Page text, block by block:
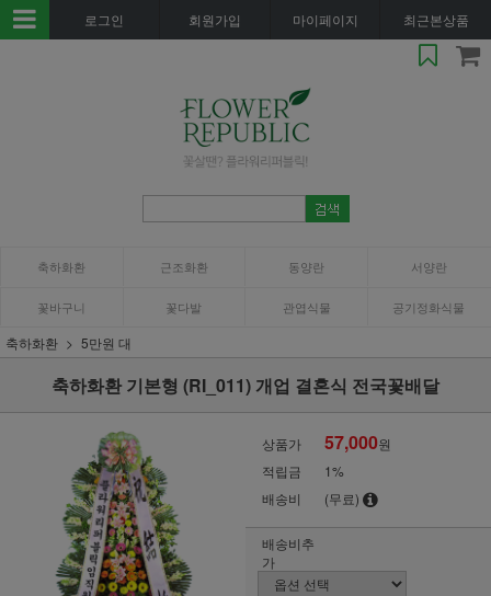
로그인 회원가입 마이페이지 최근본상품
축하화환 근조화환 동양란 서양란
꽃바구니 꽃다발 관엽식물 공기정화식물
축하화환 5만원 대
축하화환 기본형 (RI_011) 개업 결혼식 전국꽃배달
상품가 57,000원
적립금
1%
배송비
(무료)
배송비추
가